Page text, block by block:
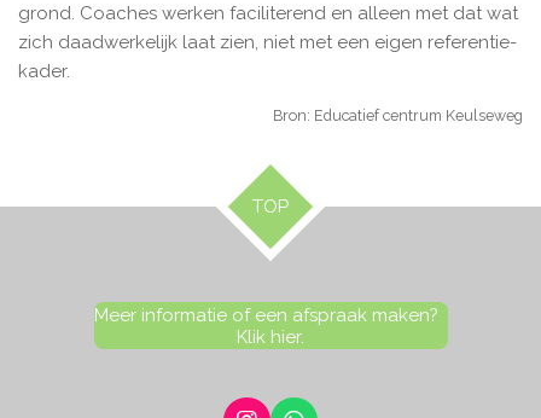
grond. Coaches werken faciliterend en alleen met dat wat
zich daad­werkelijk laat zien, niet met een eigen referentie­
kader.
Bron: Educatief centrum Keulseweg
TOP
Meer informatie of een afspraak maken?
Klik hier.